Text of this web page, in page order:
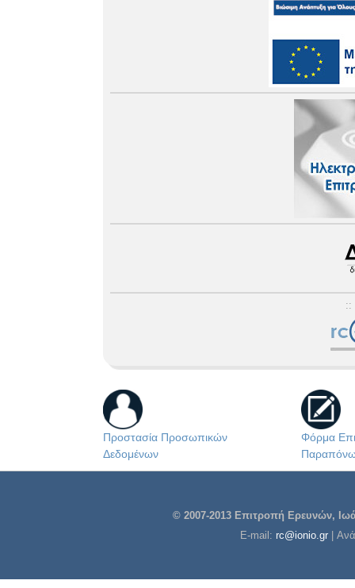
::
Προστασία Προσωπικών
Δεδομένων
Φόρμα
© 2007-2013 Επιτροπή Ερευνών,
E-mail: rc@ionio.gr|